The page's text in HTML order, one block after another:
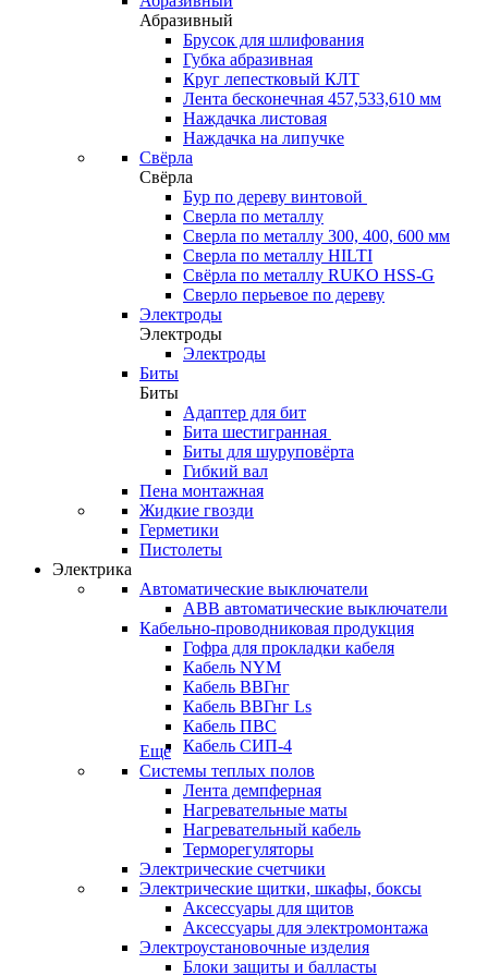
Абразивный
Брусок для шлифования
Губка абразивная
Круг лепестковый КЛТ
Лента бесконечная 457,533,610 мм
Наждачка листовая
Наждачка на липучке
Свёрла
Свёрла
Бур по дереву винтовой
Сверла по металлу
Сверла по металлу 300, 400, 600 мм
Сверла по металлу HILTI
Свёрла по металлу RUKO HSS-G
Сверло перьевое по дереву
Электроды
Электроды
Электроды
Биты
Биты
Адаптер для бит
Бита шестигранная
Биты для шуруповёрта
Гибкий вал
Пена монтажная
Жидкие гвозди
Герметики
Пистолеты
Электрика
Автоматические выключатели
ABB автоматические выключатели
Кабельно-проводниковая продукция
Гофра для прокладки кабеля
Кабель NYM
Кабель ВВГнг
Кабель ВВГнг Ls
Кабель ПВС
Кабель СИП-4
Еще
Системы теплых полов
Лента демпферная
Нагревательные маты
Нагревательный кабель
Терморегуляторы
Электрические счетчики
Электрические щитки, шкафы, боксы
Аксессуары для щитов
Аксессуары для электромонтажа
Электроустановочные изделия
Блоки защиты и балласты